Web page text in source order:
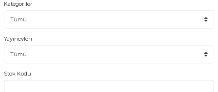
Kategoriler
Yayınevleri
Stok Kodu